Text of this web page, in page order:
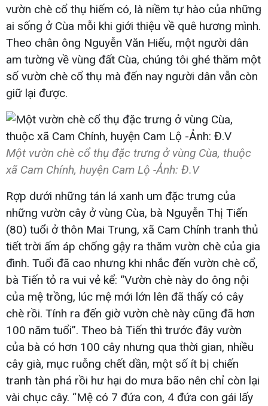
vườn chè cổ thụ hiếm có, là niềm tự hào của những
ai sống ở Cùa mỗi khi giới thiệu về quê hương mình.
Theo chân ông Nguyễn Văn Hiếu, một người dân
am tường về vùng đất Cùa, chúng tôi ghé thăm một
số vườn chè cổ thụ mà đến nay người dân vẫn còn
giữ lại được.
Một vườn chè cổ thụ đặc trưng ở vùng Cùa, thuộc
xã Cam Chính, huyện Cam Lộ -Ảnh: Đ.V​
Rợp dưới những tán lá xanh um đặc trưng của
những vườn cây ở vùng Cùa, bà Nguyễn Thị Tiến
(80) tuổi ở thôn Mai Trung, xã Cam Chính tranh thủ
tiết trời ấm áp chống gậy ra thăm vườn chè của gia
đình. Tuổi đã cao nhưng khi nhắc đến vườn chè cổ,
bà Tiến tỏ ra vui vẻ kể: “Vườn chè này do ông nội
của mệ trồng, lúc mệ mới lớn lên đã thấy có cây
chè rồi. Tính ra đến giờ vườn chè này cũng đã hơn
100 năm tuổi”. Theo bà Tiến thì trước đây vườn
của bà có hơn 100 cây nhưng qua thời gian, nhiều
cây già, mục ruỗng chết dần, một số ít bị chiến
tranh tàn phá rồi hư hại do mưa bão nên chỉ còn lại
vài chục cây. “Mệ có 7 đứa con, 4 đứa con gái lấy